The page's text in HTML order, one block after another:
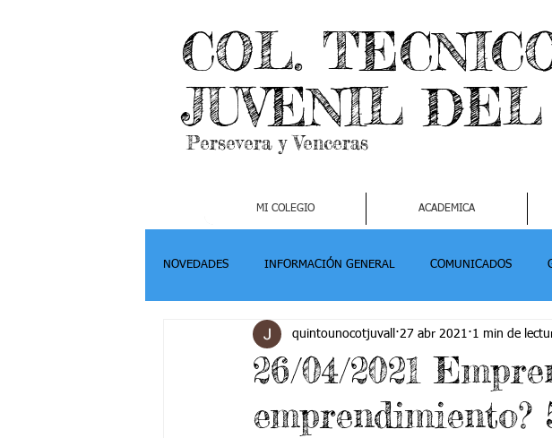
COL.
JUVENIL
Persevera y Venceras
MI COLEGIO ACADEMICA
NOVEDADES INFORMACIÓN GENERAL COMUNICADOS
Grado 3 Grado 4-1 Grado 4-2
Grado 6 -2 Grado 7 -1 Grado 7 -2
26/04/2021
emprendimiento?
quintounocotjuvall 27 abr 2021 1 min de